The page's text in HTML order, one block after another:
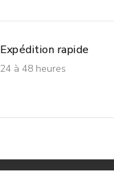
Expédition rapide
24 à 48 heures